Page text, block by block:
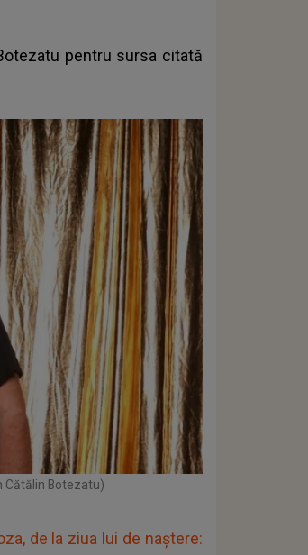
pentru sursa citată
Cătălin Botezatu)
de la ziua lui de naștere: